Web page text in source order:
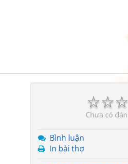
☆
☆
☆
Chưa có
Bình luận
In bài thơ